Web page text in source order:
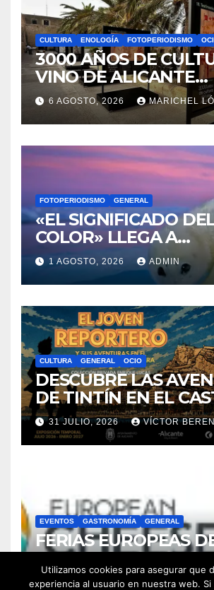
CULTURA ENOLOGÍA FOTOPERIODISMO
3000 AÑOS DE
VINO DE ALICANTE
RENACEN EN EL
DE SANTA BÁRBARA
6 AGOSTO, 2026 MARICHEL
FOTOPERIODISMO GENERAL
«EL SIGNIFICADO
COLOR» LLEGA A
VILLAJOYOSA
1 AGOSTO, 2026 ADMIN
CULTURA GENERAL OCIO
DESCUBRE LAS
DE TINTÍN EN EL
DE SANTA BÁRBARA
ALICANTE
31 JULIO, 2026 VÍCTOR
EVENTOS GASTRONOMÍA GENERAL
FERIAS EUROPEAS
QUESO
29 JULIO, 2026 ADMIN
Utilizamos cookies para asegurar que
experiencia al usuario en nuestra web.